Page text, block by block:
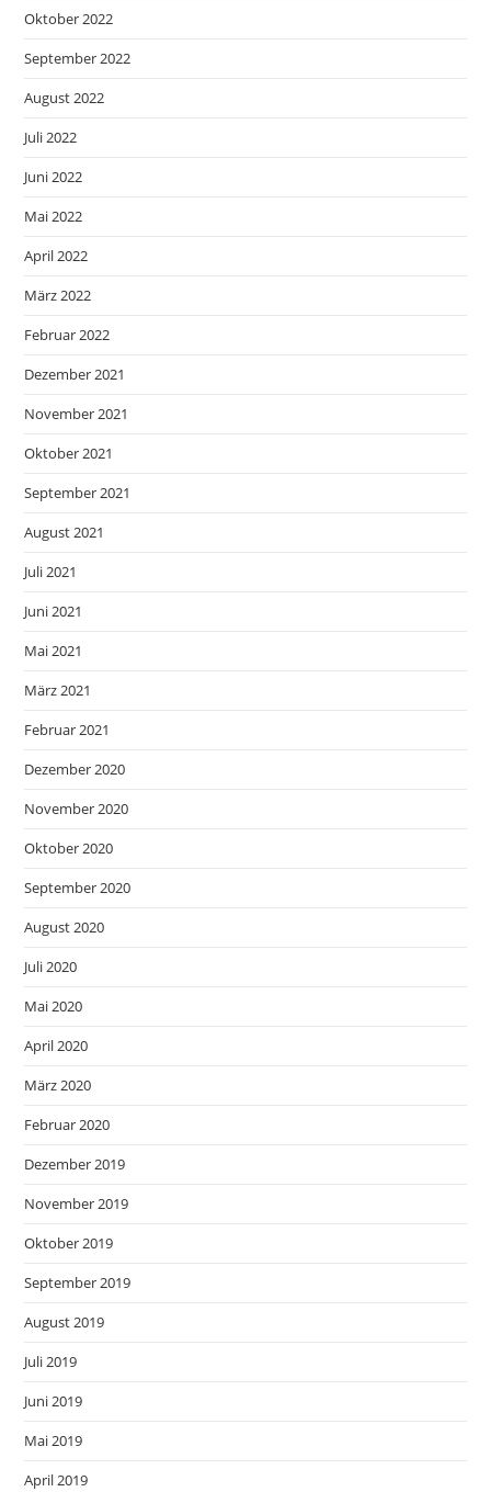
Oktober 2022
September 2022
August 2022
Juli 2022
Juni 2022
Mai 2022
April 2022
März 2022
Februar 2022
Dezember 2021
November 2021
Oktober 2021
September 2021
August 2021
Juli 2021
Juni 2021
Mai 2021
März 2021
Februar 2021
Dezember 2020
November 2020
Oktober 2020
September 2020
August 2020
Juli 2020
Mai 2020
April 2020
März 2020
Februar 2020
Dezember 2019
November 2019
Oktober 2019
September 2019
August 2019
Juli 2019
Juni 2019
Mai 2019
April 2019